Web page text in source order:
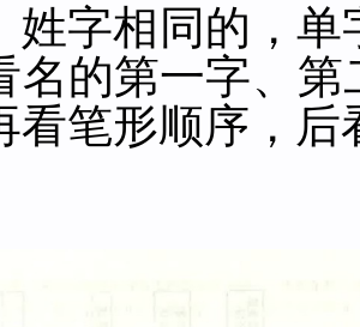
姓字相同的，
名的第一字、
看笔形顺序，后